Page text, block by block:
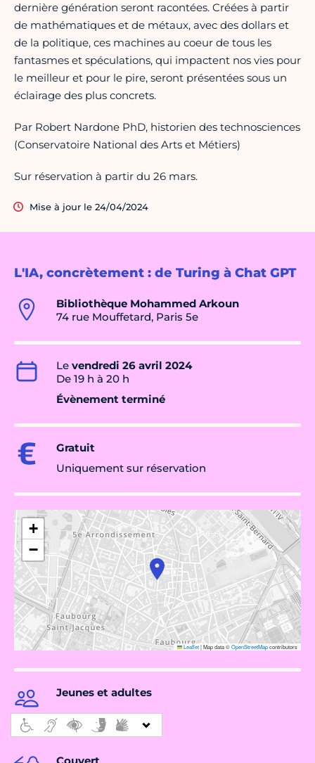
L'IA, concrètement : de Turing à Chat GPT
Bibliothèque Mohammed Arkoun
74 rue Mouffetard, Paris 5e
Le vendredi 26 avril 2024
De 19 h à 20 h
Évènement terminé
Gratuit
Uniquement sur réservation
+
−
Leaflet|Map data ©OpenStreetMapcontributors
Jeunes et adultes
dernière génération seront racontées. Créées à partir
de mathématiques et de métaux, avec des dollars et
de la politique, ces machines au coeur de tous les
fantasmes et spéculations, qui impactent nos vies pour
le meilleur et pour le pire, seront présentées sous un
éclairage des plus concrets.
Par Robert Nardone PhD, historien des technosciences
(Conservatoire National des Arts et Métiers)
Sur réservation à partir du 26 mars.
Mise à jour le 24/04/2024